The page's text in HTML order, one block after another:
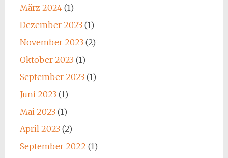
März 2024(1)
Dezember 2023 (1)
November 2023 (2)
Oktober 2023 (1)
September 2023 (1)
Juni 2023 (1)
Mai 2023 (1)
April 2023 (2)
September 2022 (1)